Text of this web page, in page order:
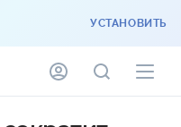
УСТАНОВИТЬ